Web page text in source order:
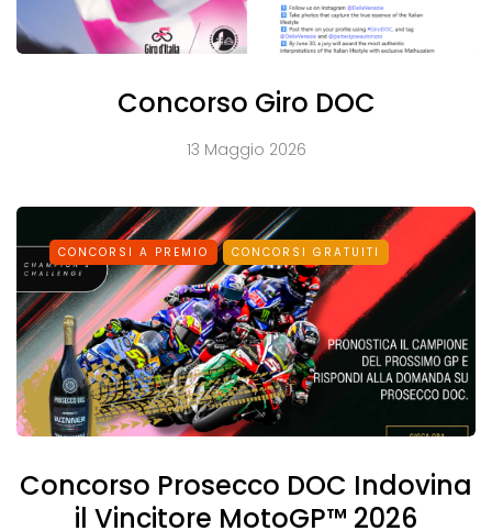
Concorso Giro DOC
13 Maggio 2026
CONCORSI A PREMIO CONCORSI GRATUITI
Concorso Prosecco DOC Indovina
il Vincitore MotoGP™ 2026